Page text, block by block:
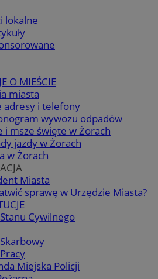
lokalne
O MIEŚCIE
miasta
adresy i telefony
wywozu odpadów
i msze święte w Żorach
jazdy w Żorach
w Żorach
Miasta
sprawę w Urzędzie Miasta?
Cywilnego
Miejska Policji